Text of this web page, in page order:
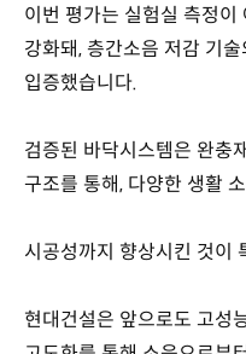
이번 평가는 실험실 측정
강화돼, 층간소음 저감 기
입증했습니다.
검증된 바닥시스템은 완충
구조를 통해, 다양한 생활
시공성까지 향상시킨 것이
현대건설은 앞으로도 고성